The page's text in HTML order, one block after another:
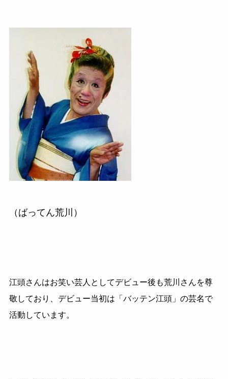
（ばってん荒川）
江頭さんはお笑い芸人としてデビュー後も荒川さんを尊
敬しており、デビュー当初は「バッテン江頭」の芸名で
活動しています。